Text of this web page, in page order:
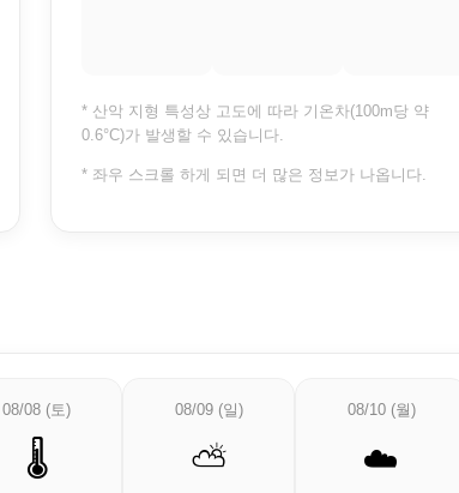
* 산악 지형 특성상 고도에 따라 기온차(100m당 약
0.6°C)가 발생할 수 있습니다.
* 좌우 스크롤 하게 되면 더 많은 정보가 나옵니다.
08/08 (토)
🌡️
08/09 (일)
⛅
08/10 (월)
☁️